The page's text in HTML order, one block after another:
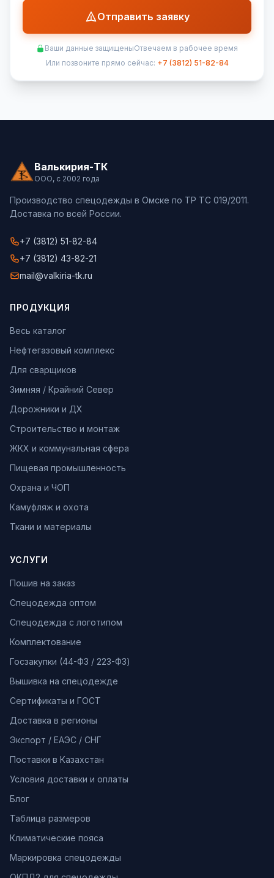
Отправить заявку
Ваши данные защищеныОтвечаем в рабочее время
Или позвоните прямо сейчас: +7 (3812) 51-82-84
Валькирия-ТК
ООО, с 2002 года
Производство спецодежды в Омске по ТР ТС 019/2011.
Доставка по всей России.
+7 (3812) 51-82-84
+7 (3812) 43-82-21
mail@valkiria-tk.ru
ПРОДУКЦИЯ
Весь каталог
Нефтегазовый комплекс
Для сварщиков
Зимняя / Крайний Север
Дорожники и ДХ
Строительство и монтаж
ЖКХ и коммунальная сфера
Пищевая промышленность
Охрана и ЧОП
Камуфляж и охота
Ткани и материалы
УСЛУГИ
Пошив на заказ
Спецодежда оптом
Спецодежда с логотипом
Комплектование
Госзакупки (44-ФЗ / 223-ФЗ)
Вышивка на спецодежде
Сертификаты и ГОСТ
Доставка в регионы
Экспорт / ЕАЭС / СНГ
Поставки в Казахстан
Условия доставки и оплаты
Блог
Таблица размеров
Климатические пояса
Маркировка спецодежды